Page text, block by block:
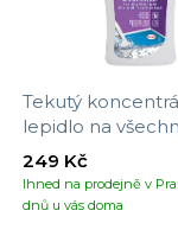
Tekutý
lepidlo na
tapet
Ihned na prodejně v
dnů u vás doma
249 Kč